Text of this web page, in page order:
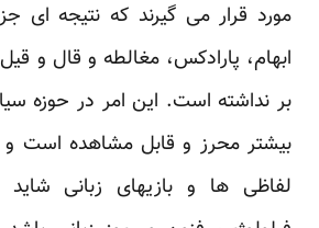
مورد قرار می گیرند که نتیجه ای
ابهام، پارادکس، مغالطه و قال و
بر نداشته است. این امر در حوزه
بیشتر محرز و قابل مشاهده است و
لفاظی ها و بازیهای زبانی شاید